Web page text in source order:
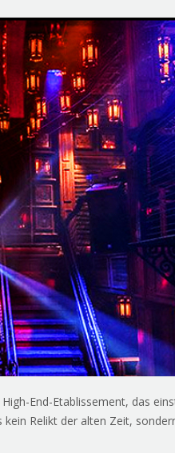
End-Etablissement, das
kein Relikt der alten Zeit,